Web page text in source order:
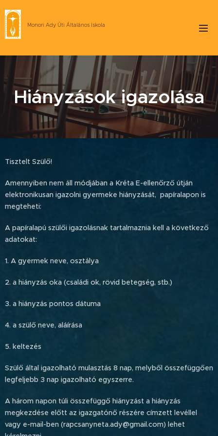
Monori Ady Úti Általános Iskola
Hiányzások igazolása
Tisztelt Szülő!
Amennyiben nem áll módjában a Kréta E-ellenőrző útján
elektronikusan igazolni gyermeke hiányzását, papíralapon is
megteheti:
A papíralapú szülői igazolásnak tartalmaznia kell a következő
adatokat:
1. A gyermek neve, osztálya
2. a hiányzás oka (családi ok, rövid betegség, stb.)
3. a hiányzás pontos dátuma
4. a szülő neve, aláírása
5. keltezés
Szülő által igazolható mulasztás 8 nap, melyből összefüggően
legfeljebb 3 nap igazolható egyszerre.
A három napon túli összefüggő hiányzást a hiányzás
megkezdése előtt az igazgatónő részére címzett levéllel
vagy e-mail-ben (rapcsanyneta.ady@gmail.com) lehet